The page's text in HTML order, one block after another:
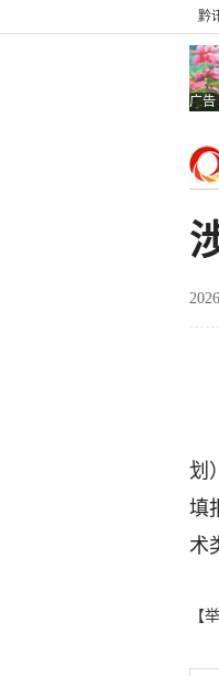
黔
广告
划
填
术
【